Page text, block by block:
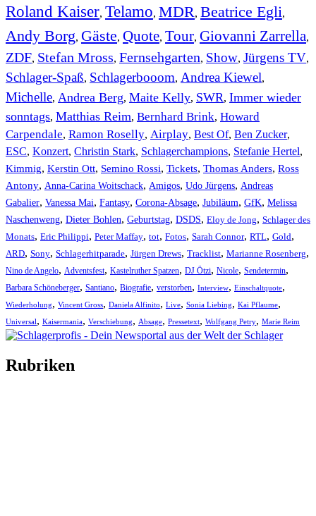
Roland Kaiser, Telamo, MDR, Beatrice Egli,
Andy Borg, Gäste, Quote, Tour, Giovanni Zarrella,
ZDF, Stefan Mross, Fernsehgarten, Show, Jürgens TV,
Schlager-Spaß, Schlagerbooom, Andrea Kiewel,
Michelle, Andrea Berg, Maite Kelly, SWR, Immer wieder
sonntags, Matthias Reim, Bernhard Brink, Howard
Carpendale, Ramon Roselly, Airplay, Best Of, Ben Zucker,
ESC, Konzert, Christin Stark, Schlagerchampions, Stefanie Hertel,
Kimmig, Kerstin Ott, Semino Rossi, Tickets, Thomas Anders, Ross
Antony, Anna-Carina Woitschack, Amigos, Udo Jürgens, Andreas
Gabalier, Vanessa Mai, Fantasy, Corona-Absage, Jubiläum, GfK, Melissa
Naschenweng, Dieter Bohlen, Geburtstag, DSDS, Eloy de Jong, Schlager des
Monats, Eric Philippi, Peter Maffay, tot, Fotos, Sarah Connor, RTL, Gold,
ARD, Sony, Schlagerhitparade, Jürgen Drews, Tracklist, Marianne Rosenberg,
Nino de Angelo, Adventsfest, Kastelruther Spatzen, DJ Ötzi, Nicole, Sendetermin,
Barbara Schöneberger, Santiano, Biografie, verstorben, Interview, Einschaltquote,
Wiederholung, Vincent Gross, Daniela Alfinito, Live, Sonia Liebing, Kai Pflaume,
Universal, Kaisermania, Verschiebung, Absage, Pressetext, Wolfgang Petry, Marie Reim
Rubriken